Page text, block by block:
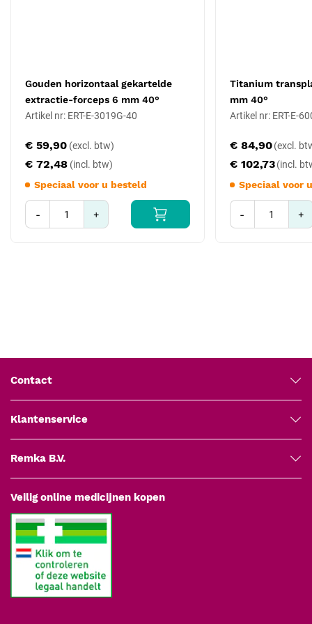
steriliseer in een autoclaaf op 134 °C volgens ziekenhuisprotocol. De
niet-stick coating kan met agressieve borstels beschadigd raken;
sterilisatiecontainer (zoals de Bahadır small met siliconen mat) om
tip zijn non-stick eigenschap en blijft de veerkracht intact gedurende
vele sterilisatiecycli.
Gouden horizontaal gekartelde
extractie-forceps 6 mm 40°
Artikel nr: ERT-E-3019G-40
€ 72,48
€ 59,90
Speciaal voor u besteld
- +
Titanium
mm 40°
Artikel nr: ERT-E-
€ 102,73
€ 84,90
Speciaal voor
- +
Contact
Klantenservice
Remka B.V.
Veilig online medicijnen kopen